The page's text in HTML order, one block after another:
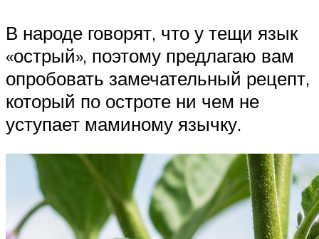
В народе говорят, что у тещи язык
«острый», поэтому предлагаю вам
опробовать замечательный рецепт,
который по остроте ни чем не
уступает маминому язычку.